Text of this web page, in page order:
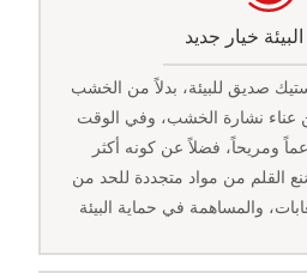
خيار جديد
صديق للبيئة، بدلاً من الخشب
عناء نشارة الخشب، وفي الوقت
ومريحاً، فضلاً عن كونه أكثر
القلم من مواد متجددة للحد من